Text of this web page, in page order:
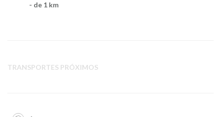
- de 1 km
TRANSPORTES PRÓXIMOS